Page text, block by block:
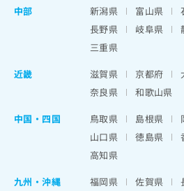
中部
新潟県 富山県
長野県
岐阜県
三重県
近畿
滋賀県 京都府
奈良県
和歌山県
中国・四国
鳥取県 島根県
山口県
徳島県
高知県
九州・沖縄
福岡県 佐賀県